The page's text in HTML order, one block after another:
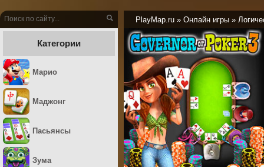
PlayMap.ru » Онлайн игры »
Категории
Марио
Маджонг
Пасьянсы
Зума